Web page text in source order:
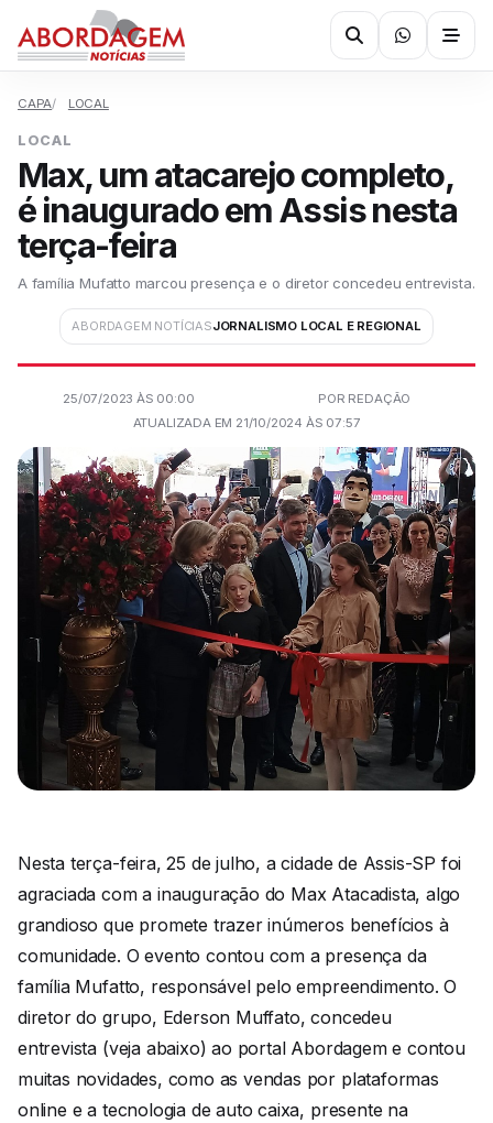
CAPA LOCAL
LOCAL
Max, um atacarejo completo,
é inaugurado em Assis nesta
terça-feira
A família Mufatto marcou presença e o diretor concedeu entrevista.
ABORDAGEM NOTÍCIASJORNALISMO LOCAL E REGIONAL
25/07/2023 ÀS 00:00
POR REDAÇÃO
ATUALIZADA EM 21/10/2024 ÀS 07:57
Nesta terça-feira, 25 de julho, a cidade de Assis-SP foi
agraciada com a inauguração do Max Atacadista, algo
grandioso que promete trazer inúmeros benefícios à
comunidade. O evento contou com a presença da
família Mufatto, responsável pelo empreendimento. O
diretor do grupo, Ederson Muffato, concedeu
entrevista (veja abaixo) ao portal Abordagem e contou
muitas novidades, como as vendas por plataformas
online e a tecnologia de auto caixa, presente na